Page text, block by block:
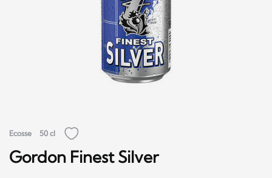
Ecosse 50 cl
Gordon Finest Silver